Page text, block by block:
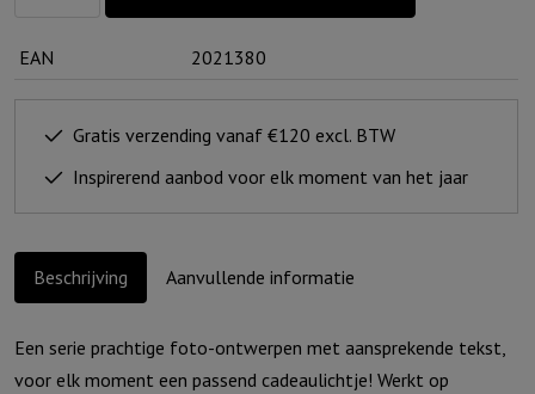
Jij
bent
zoveel
EAN 2021380
Gratis verzending vanaf €120 excl. BTW
Inspirerend aanbod voor elk moment van het jaar
Beschrijving Aanvullende informatie
Een serie prachtige foto-ontwerpen met aansprekende tekst,
voor elk moment een passend cadeaulichtje! Werkt op